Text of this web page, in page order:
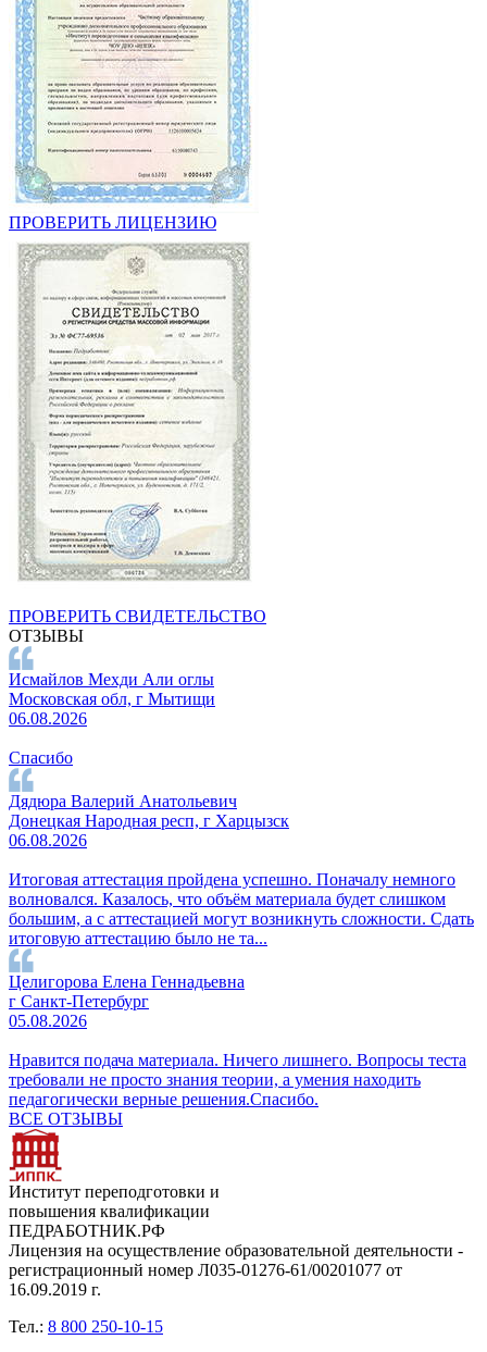
ПРОВЕРИТЬ ЛИЦЕНЗИЮ
ПРОВЕРИТЬ СВИДЕТЕЛЬСТВО
ОТЗЫВЫ
Исмайлов Мехди Али оглы
Московская обл, г Мытищи
06.08.2026
Спасибо
Дядюра Валерий Анатольевич
Донецкая Народная респ, г Харцызск
06.08.2026
Итоговая аттестация пройдена успешно. Поначалу немного
волновался. Казалось, что объём материала будет слишком
большим, а с аттестацией могут возникнуть сложности. Сдать
итоговую аттестацию было не та...
Целигорова Елена Геннадьевна
г Санкт-Петербург
05.08.2026
Нравится подача материала. Ничего лишнего. Вопросы теста
требовали не просто знания теории, а умения находить
педагогически верные решения.Спасибо.
ВСЕ ОТЗЫВЫ
Институт переподготовки и
повышения квалификации
ПЕДРАБОТНИК.РФ
Лицензия на осуществление образовательной деятельности -
регистрационный номер Л035-01276-61/00201077 от
16.09.2019 г.
Тел.: 8 800 250-10-15